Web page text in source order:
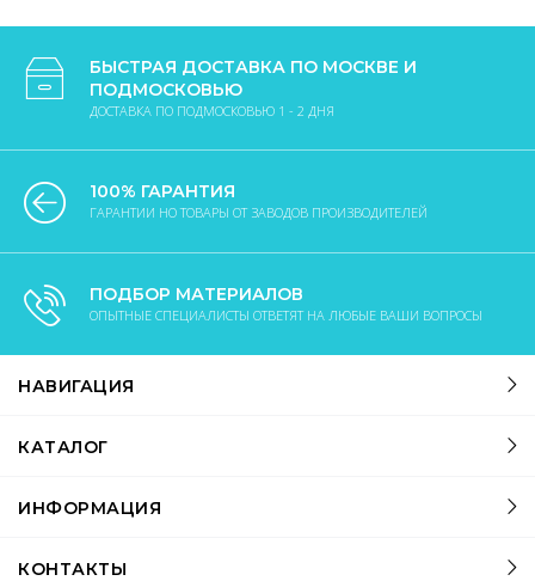
БЫСТРАЯ ДОСТАВКА ПО МОСКВЕ И
ПОДМОСКОВЬЮ
ДОСТАВКА ПО ПОДМОСКОВЬЮ 1 - 2 ДНЯ
100% ГАРАНТИЯ
ГАРАНТИИ НО ТОВАРЫ ОТ ЗАВОДОВ ПРОИЗВОДИТЕЛЕЙ
ПОДБОР МАТЕРИАЛОВ
ОПЫТНЫЕ СПЕЦИАЛИСТЫ ОТВЕТЯТ НА ЛЮБЫЕ ВАШИ ВОПРОСЫ
НАВИГАЦИЯ
КАТАЛОГ
ИНФОРМАЦИЯ
КОНТАКТЫ